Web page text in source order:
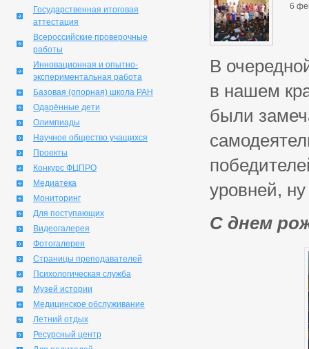
Государственная итоговая
аттестация
Всероссийские проверочные
работы
Инновационная и опытно-
экспериментальная работа
Базовая (опорная) школа РАН
Одарённые дети
Олимпиады
Научное общество учащихся
Проекты
Конкурс ФЦПРО
Медиатека
Мониторинг
Для поступающих
Видеогалерея
Фотогалерея
Страницы преподавателей
Психологическая служба
Музей истории
Медицинское обслуживание
Летний отдых
Ресурсный центр
6
В
в нашем
были
уровней,
С днем